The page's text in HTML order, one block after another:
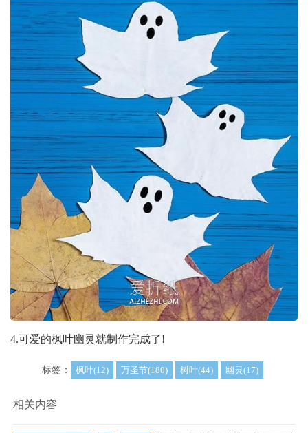
4.可爱的枫叶幽灵就制作完成了!
标签： 枫叶(12) 万圣节(180) 树叶(44) 幽灵(17)
相关内容